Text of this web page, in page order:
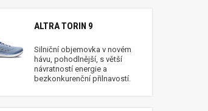
ALTRA TORIN 9
Silniční objemovka v novém
hávu, pohodlnější, s větší
návratností energie a
bezkonkurenční přilnavostí.